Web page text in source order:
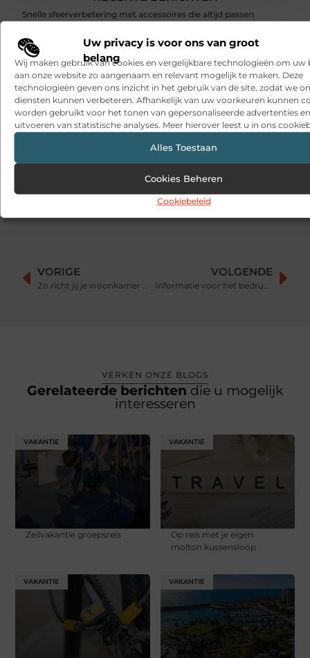
Uw privacy is voor ons van groot
belang
Wij maken gebruik van cookies en vergelijkbare technologieën om uw
aan onze website zo aangenaam en relevant mogelijk te maken. Deze
technologieën geven ons inzicht in het gebruik van de site, zodat we
diensten kunnen verbeteren. Afhankelijk van uw voorkeuren kunnen
worden gebruikt voor het tonen van gepersonaliseerde advertenties
uitvoeren van statistische analyses. Meer hierover leest u in ons
Alles Toestaan
Cookies Beheren
Cookiebeleid
Snelle sfeerverbetering met accessoires die altijd passen
Een deur die open blijft zonder gedoe
Sitcon: Specialist in beveiligingsoplossingen en
detectietechnologie
Hoe contentmarketing evolueert in het tijdperk van AI-
gegenereerde antwoorden
Dag van de Medewerker: wat is het en wat doen organisaties?
VORIGE
Zo richt jij je woonkamer modern in!
VOLGENDE
Informatie voor het bedrukken van een koffiemok als relatiegeschenk
VERKEN ONZE BLOGS
Gerelateerde berichten die u mogelijk
interesseren
VAKANTIE
Zeilvakantie groepsreis
VAKANTIE
Op reis met je eigen
molton kussensloop
VAKANTIE VAKANTIE